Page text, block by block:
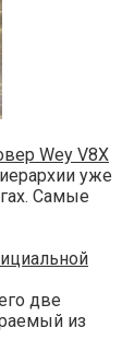
Wey V8X
уже
Самые
две
из